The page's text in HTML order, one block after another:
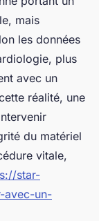
mais
les données
plus
avec un
réalité, une
du matériel
vitale,
star-
avec-un-